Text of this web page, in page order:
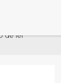
de lei